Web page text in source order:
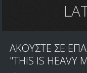
ΑΚΟΥΣΤΕ ΣΕ
"THIS IS HEAVY